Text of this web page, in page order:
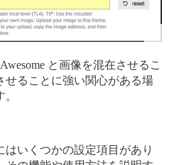
と画像を混在させるこ
せることに強い関心がある場
いくつかの設定項目があり